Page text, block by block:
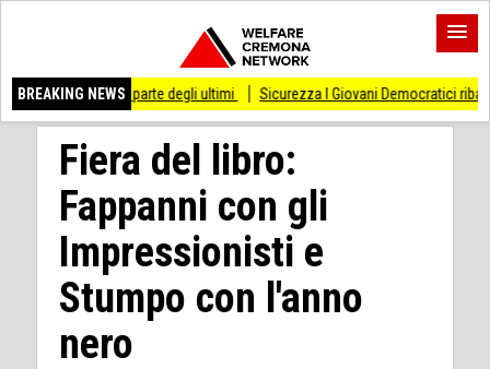
BREAKING NEWS
parte degli ultimi Sicurezza I Giovani Democratici ribattono ai Giovani di
Fiera del libro:
Fappanni con gli
Impressionisti e
Stumpo con l'anno
nero